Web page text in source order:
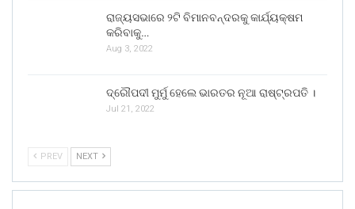
ରାଜ୍ୟସଭାରେ ୨ଟି ବିମାନବନ୍ଦରକୁ କାର୍ଯ୍ୟକ୍ଷମ
କରିବାକୁ…
Aug 3, 2022
ଦ୍ରୌପଦୀ ମୁର୍ମୁ ହେଲେ ଭାରତର ନୂଆ ରାଷ୍ଟ୍ରପତି ।
Jul 21, 2022
PREV NEXT